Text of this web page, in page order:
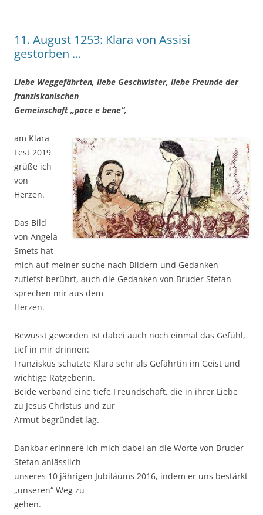
11. August 1253: Klara von Assisi
gestorben …
Lie­be Weg­ge­fähr­ten, lie­be Geschwis­ter, lie­be Freun­de der
fran­zis­ka­ni­schen
Gemein­schaft „pace e bene“,
am Kla­ra
Fest 2019
grü­ße ich
von
Herzen.
Das Bild
von Ange­la
Smets hat
mich auf mei­ner suche nach Bil­dern und Gedan­ken
zutiefst berührt, auch die Gedan­ken von Bru­der Ste­fan
spre­chen mir aus dem
Her­zen.
Bewusst gewor­den ist dabei auch noch ein­mal das Gefühl,
tief in mir drin­nen:
Fran­zis­kus schätz­te Kla­ra sehr als Gefähr­tin im Geist und
wich­ti­ge Rat­ge­be­rin.
Bei­de ver­band eine tie­fe Freund­schaft, die in ihrer Lie­be
zu Jesus Chris­tus und zur
Armut begrün­det lag.
Dank­bar erin­ne­re ich mich dabei an die Wor­te von Bru­der
Ste­fan anläss­lich
unse­res 10 jäh­ri­gen Jubi­lä­ums 2016, indem er uns bestärkt
„unse­ren“ Weg zu
gehen.